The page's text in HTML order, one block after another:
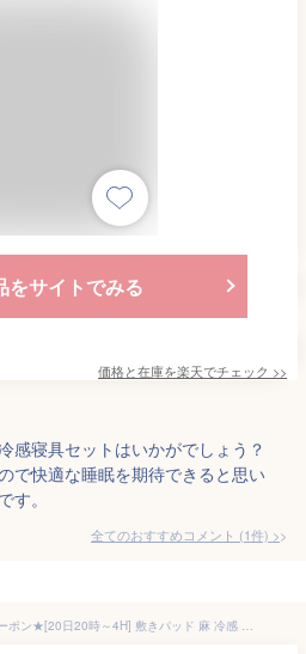
をサイトでみる
価格と在庫を楽天でチェック >>
感寝具セットはいかがでしょう？
で快適な睡眠を期待できると思い
す。
全てのおすすめコメント (1件) >
全品P5＆最大2万円OFFクーポン★[20日20時～4H] 敷きパッド 麻 冷感 クイーン クィーン 麻100 涼感 麻100％ ひんやり 西川 厚手 オール麻 詰め物麻 天然素材 洗える 接触冷感 ひんやり クール 春 秋 夏 吸湿 敷きパット 敷パッド ベッドパッド クイーンサイズ